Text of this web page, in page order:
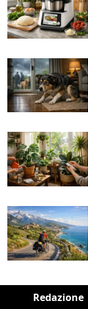
Redazione